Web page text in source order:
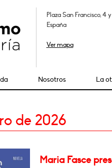
Plaza San Francisco, 4
España
Ver mapa
Nosotros La
de 2026
Maria Fasce